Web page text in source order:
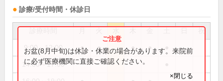
診療/受付時間・休診日
祝
9:00～12:00 ● ● ● ●
14:00～17:00
お盆(8月中旬)は休診・休業の場合があります。来院前
に必ず医療機関に直接ご確認ください。
×閉じる